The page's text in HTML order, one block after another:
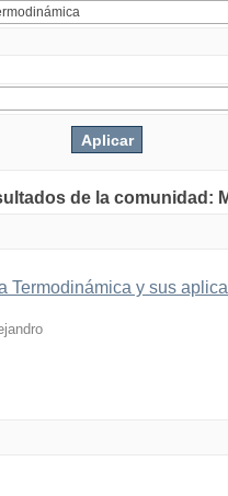
de la comunidad:
Termodinámica y sus